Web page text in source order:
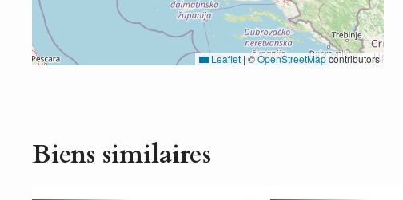
Leaflet | ©OpenStreetMapcontributors
Biens similaires